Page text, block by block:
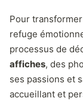
Pour
refuge
processus de
affiches, des
ses passions et
accueillant et